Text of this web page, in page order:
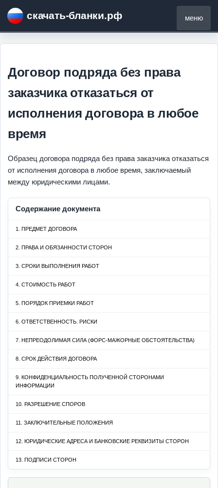
скачать-бланки.рф
Договор подряда без права
заказчика отказаться от
исполнения договора в любое
время
Образец договора подряда без права заказчика отказаться
от исполнения договора в любое время, заключаемый
между юридическими лицами.
Содержание документа
1. ПРЕДМЕТ ДОГОВОРА
2. ПРАВА И ОБЯЗАННОСТИ СТОРОН
3. СРОКИ ВЫПОЛНЕНИЯ РАБОТ
4. СТОИМОСТЬ РАБОТ
5. ПОРЯДОК ПРИЕМКИ РАБОТ
6. ОТВЕТСТВЕННОСТЬ. РИСКИ
7. НЕПРЕОДОЛИМАЯ СИЛА (ФОРС-МАЖОРНЫЕ ОБСТОЯТЕЛЬСТВА)
8. СРОК ДЕЙСТВИЯ ДОГОВОРА
9. КОНФИДЕНЦИАЛЬНОСТЬ ПОЛУЧЕННОЙ СТОРОНАМИ
ИНФОРМАЦИИ
10. РАЗРЕШЕНИЕ СПОРОВ
11. ЗАКЛЮЧИТЕЛЬНЫЕ ПОЛОЖЕНИЯ
12. ЮРИДИЧЕСКИЕ АДРЕСА И БАНКОВСКИЕ РЕКВИЗИТЫ СТОРОН
13. ПОДПИСИ СТОРОН
меню